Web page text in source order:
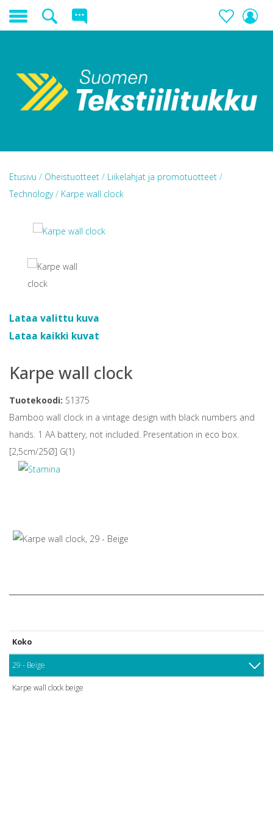
Etusivu / Oheistuotteet / Liikelahjat ja promotuotteet /
Technology/ Karpe wall clock
Lataa valittu kuva
Lataa kaikki kuvat
Karpe wall clock
Tuotekoodi: S1375
Bamboo wall clock in a vintage design with black numbers and
hands. 1 AA battery, not included. Presentation in eco box.
[2,5cm/25Ø] G(1)
Koko
29 - Beige
Karpe wall clock beige